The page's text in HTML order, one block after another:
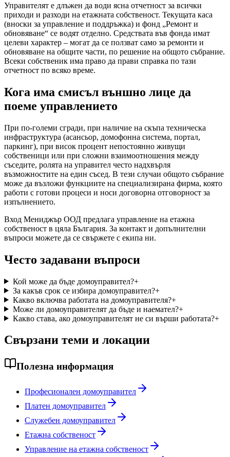
Управителят е длъжен да води ясна отчетност за всички
приходи и разходи на етажната собственост. Текущата каса
(вноски за управление и поддръжка) и фонд „Ремонт и
обновяване“ се водят отделно. Средствата във фонда имат
целеви характер – могат да се ползват само за ремонти и
обновяване на общите части, по решение на общото събрание.
Всеки собственик има право да прави справка по тази
отчетност по всяко време.
Кога има смисъл външно лице да
поеме управлението
При по-големи сгради, при наличие на скъпа техническа
инфраструктура (асансьор, домофонна система, портал,
паркинг), при висок процент непостоянно живущи
собственици или при сложни взаимоотношения между
съседите, ролята на управител често надхвърля
възможностите на един съсед. В тези случаи общото събрание
може да възложи функциите на специализирана фирма, която
работи с готови процеси и носи договорна отговорност за
изпълнението.
Вход Мениджър ООД предлага управление на етажна
собственост в цяла България. За контакт и допълнителни
въпроси можете да се свържете с екипа ни.
Често задавани въпроси
Кой може да бъде домоуправител?+
За какъв срок се избира домоуправител?+
Какво включва работата на домоуправителя?+
Може ли домоуправителят да бъде и наемател?+
Какво става, ако домоуправителят не си върши работата?+
Свързани теми и локации
Полезна информация
Професионален домоуправител
Платен домоуправител
Служебен домоуправител
Етажна собственост
Управление на етажна собственост